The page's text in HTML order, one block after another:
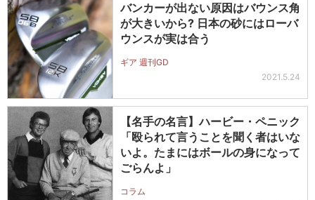
バンカーが出ない原因はバウンス角
が大きいから? 日本の砂にはローバ
ウンスが実は合う
ギア 週刊GD
2021.5.24
【名手の名言】ハービー・ペニック
「殴られて言うことを聞く者はいな
いよ。たまにはボールの身になって
ごらんよ」
コラム